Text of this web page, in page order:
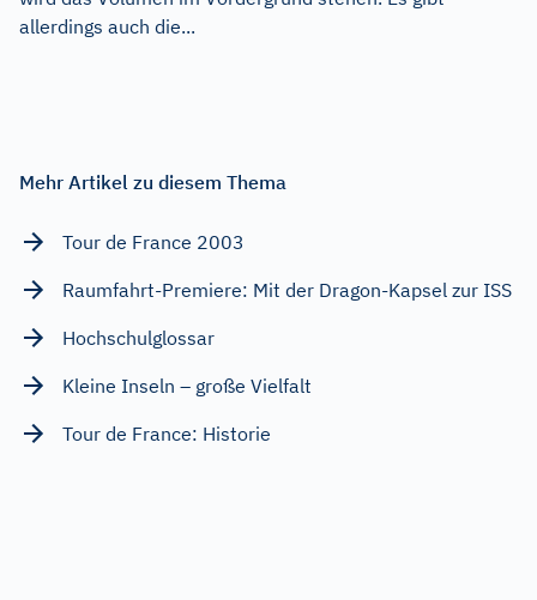
allerdings auch die...
Mehr Artikel zu diesem Thema
Tour de France 2003
Raumfahrt-Premiere: Mit der Dragon-Kapsel zur ISS
Hochschulglossar
Kleine Inseln – große Vielfalt
Tour de France: Historie